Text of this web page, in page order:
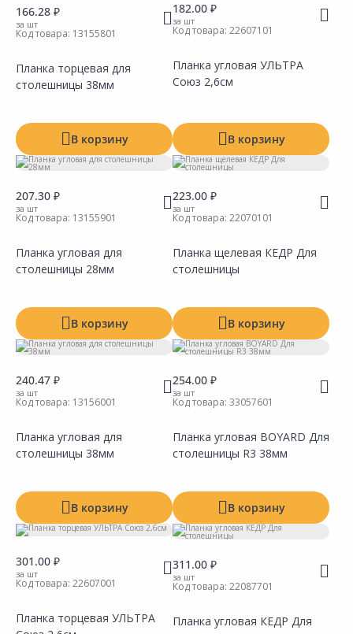
166.28 ₽
за шт
Код товара: 13155801
Планка торцевая для
столешницы 38мм
В корзину
182.00 ₽
за шт
Код товара: 22607101
Планка угловая УЛЬТРА
Союз 2,6см
В корзину
207.30 ₽
за шт
Код товара: 13155901
Планка угловая для
столешницы 28мм
В корзину
223.00 ₽
за шт
Код товара: 22070101
Планка щелевая КЕДР Для
столешницы
В корзину
240.47 ₽
за шт
Код товара: 13156001
Планка угловая для
столешницы 38мм
В корзину
254.00 ₽
за шт
Код товара: 33057601
Планка угловая BOYARD Для
столешницы R3 38мм
В корзину
301.00 ₽
за шт
Код товара: 22607001
Планка торцевая УЛЬТРА
311.00 ₽
за шт
Код товара: 22087701
Планка угловая КЕДР Для